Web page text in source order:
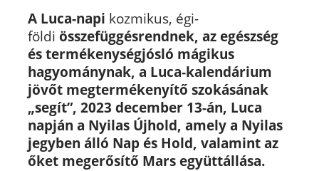
A Luca-napi kozmikus, égi-
földi összefüggésrendnek, az egészség
és termékenységjósló mágikus
hagyománynak, a Luca-kalendárium
jövőt megtermékenyítő szokásának
„segít”, 2023 december 13-án, Luca
napján a Nyilas Újhold, amely a Nyilas
jegyben álló Nap és Hold, valamint az
őket megerősítő Mars együttállása.